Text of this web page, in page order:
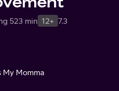
523 min 12+ 7.3
My Momma